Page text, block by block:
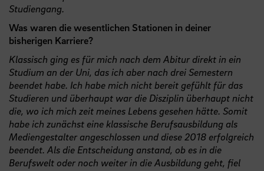
Studiengang.
Was waren die wesentlichen Stationen in deiner
bisherigen Karriere?
Klassisch ging es für mich nach dem Abitur direkt in ein
Studium an der Uni, das ich aber nach drei Semestern
beendet habe. Ich habe mich nicht bereit gefühlt für das
Studieren und überhaupt war die Disziplin überhaupt nicht
die, wo ich mich zeit meines Lebens gesehen hätte. Somit
habe ich zunächst eine klassische Berufsausbildung als
Mediengestalter angeschlossen und diese 2018 erfolgreich
beendet. Als die Entscheidung anstand, ob es in die
Berufswelt oder noch weiter in die Ausbildung geht, fiel